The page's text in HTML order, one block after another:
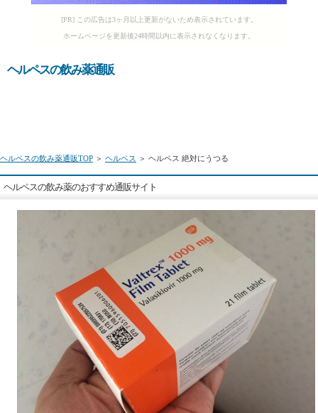
[PR] この広告は3ヶ月以上更新がないため表示されています。
ホームページを更新後24時間以内に表示されなくなります。
ヘルペスの飲み薬通販
ヘルペスの飲み薬通販TOP ＞ ヘルペス ＞ ヘルペス 絶対にうつる
ヘルペスの飲み薬のおすすめ通販サイト